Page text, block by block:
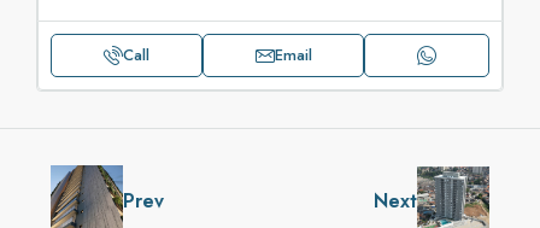
Call Email
Prev Next